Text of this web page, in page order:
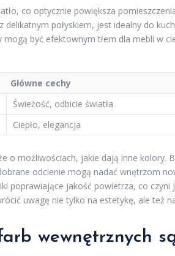
co optycznie powiększa
delikatnym połyskiem, jest idealny do
być efektownym tłem dla mebli w
Główne cechy
Świeżość, odbicie światła
Ciepło, elegancja
o możliwościach, jakie dają inne kolory.
odcienie mogą nadać wnętrzom
poprawiające jakość powietrza, co
uwagę nie tylko na estetykę, ale też
wewnętrznych